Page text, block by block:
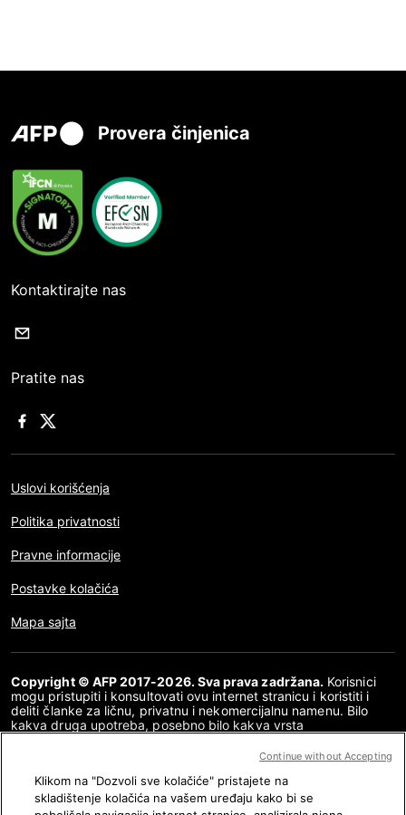
Provera činjenica
Kontaktirajte nas
Pratite nas
Uslovi korišćenja
Politika privatnosti
Pravne informacije
Postavke kolačića
Mapa sajta
Copyright © AFP 2017-2026. Sva prava zadržana. Korisnici
mogu pristupiti i konsultovati ovu internet stranicu i koristiti i
deliti članke za ličnu, privatnu i nekomercijalnu namenu. Bilo
kakva druga upotreba, posebno bilo kakva vrsta
internet stranice, u celosti ili delimično, za bilo koju drugu
bez posebne dozvole i saglasnosti AFP-a. Tema koja je opisana
ili uključena posredstvom linkova u okviru sadržaja provere
Klikom na "Dozvoli sve kolačiće" pristajete na
skladištenje kolačića na vašem uređaju kako bi se
Continue without Accepting